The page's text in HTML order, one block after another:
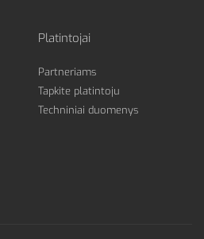
Platintojai
Partneriams
Tapkite platintoju
Techniniai duomenys